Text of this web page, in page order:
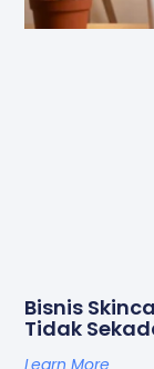
Bisnis
Tidak